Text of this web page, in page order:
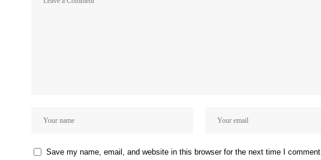
Save my name, email, and website in this browser for the next time I comment.